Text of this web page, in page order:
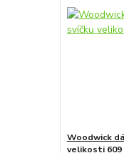
Woodwick
velikosti 609